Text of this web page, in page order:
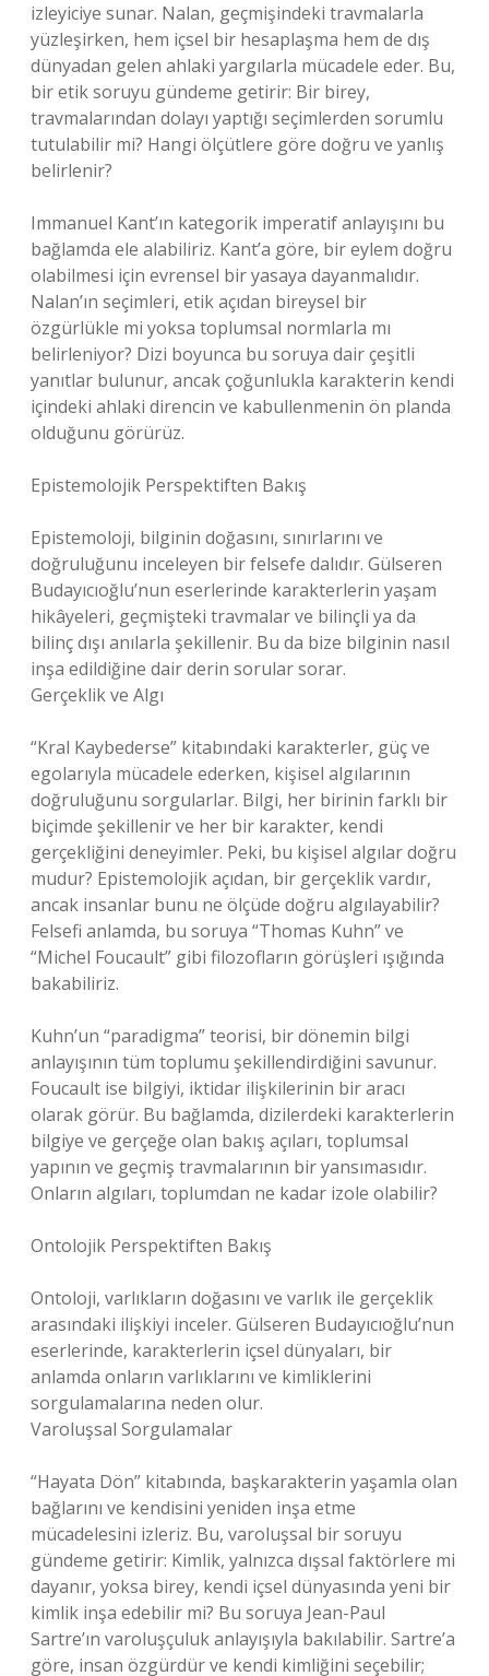
izleyiciye sunar. Nalan, geçmişindeki travmalarla
yüzleşirken, hem içsel bir hesaplaşma hem de dış
dünyadan gelen ahlaki yargılarla mücadele eder. Bu,
bir etik soruyu gündeme getirir: Bir birey,
travmalarından dolayı yaptığı seçimlerden sorumlu
tutulabilir mi? Hangi ölçütlere göre doğru ve yanlış
belirlenir?
Immanuel Kant’ın kategorik imperatif anlayışını bu
bağlamda ele alabiliriz. Kant’a göre, bir eylem doğru
olabilmesi için evrensel bir yasaya dayanmalıdır.
Nalan’ın seçimleri, etik açıdan bireysel bir
özgürlükle mi yoksa toplumsal normlarla mı
belirleniyor? Dizi boyunca bu soruya dair çeşitli
yanıtlar bulunur, ancak çoğunlukla karakterin kendi
içindeki ahlaki direncin ve kabullenmenin ön planda
olduğunu görürüz.
Epistemolojik Perspektiften Bakış
Epistemoloji, bilginin doğasını, sınırlarını ve
doğruluğunu inceleyen bir felsefe dalıdır. Gülseren
Budayıcıoğlu’nun eserlerinde karakterlerin yaşam
hikâyeleri, geçmişteki travmalar ve bilinçli ya da
bilinç dışı anılarla şekillenir. Bu da bize bilginin nasıl
inşa edildiğine dair derin sorular sorar.
Gerçeklik ve Algı
“Kral Kaybederse” kitabındaki karakterler, güç ve
egolarıyla mücadele ederken, kişisel algılarının
doğruluğunu sorgularlar. Bilgi, her birinin farklı bir
biçimde şekillenir ve her bir karakter, kendi
gerçekliğini deneyimler. Peki, bu kişisel algılar doğru
mudur? Epistemolojik açıdan, bir gerçeklik vardır,
ancak insanlar bunu ne ölçüde doğru algılayabilir?
Felsefi anlamda, bu soruya “Thomas Kuhn” ve
“Michel Foucault” gibi filozofların görüşleri ışığında
bakabiliriz.
Kuhn’un “paradigma” teorisi, bir dönemin bilgi
anlayışının tüm toplumu şekillendirdiğini savunur.
Foucault ise bilgiyi, iktidar ilişkilerinin bir aracı
olarak görür. Bu bağlamda, dizilerdeki karakterlerin
bilgiye ve gerçeğe olan bakış açıları, toplumsal
yapının ve geçmiş travmalarının bir yansımasıdır.
Onların algıları, toplumdan ne kadar izole olabilir?
Ontolojik Perspektiften Bakış
Ontoloji, varlıkların doğasını ve varlık ile gerçeklik
arasındaki ilişkiyi inceler. Gülseren Budayıcıoğlu’nun
eserlerinde, karakterlerin içsel dünyaları, bir
anlamda onların varlıklarını ve kimliklerini
sorgulamalarına neden olur.
Varoluşsal Sorgulamalar
“Hayata Dön” kitabında, başkarakterin yaşamla olan
bağlarını ve kendisini yeniden inşa etme
mücadelesini izleriz. Bu, varoluşsal bir soruyu
gündeme getirir: Kimlik, yalnızca dışsal faktörlere mi
dayanır, yoksa birey, kendi içsel dünyasında yeni bir
kimlik inşa edebilir mi? Bu soruya Jean-Paul
Sartre’ın varoluşçuluk anlayışıyla bakılabilir. Sartre’a
göre, insan özgürdür ve kendi kimliğini seçebilir;